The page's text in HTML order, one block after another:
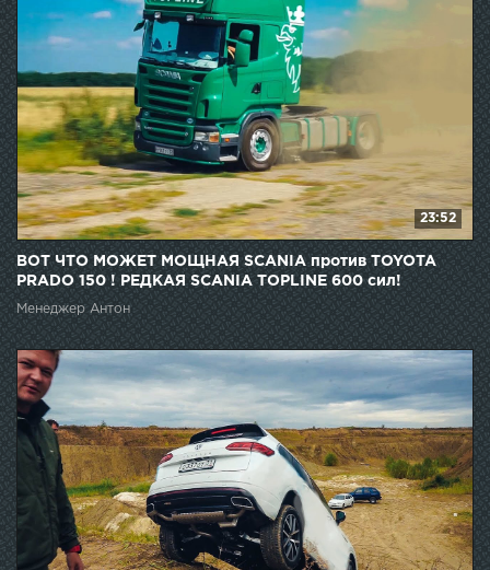
23:52
ВОТ ЧТО МОЖЕТ МОЩНАЯ SCANIA против TOYOTA
PRADO 150 ! РЕДКАЯ SCANIA TOPLINE 600 сил!
Менеджер Антон